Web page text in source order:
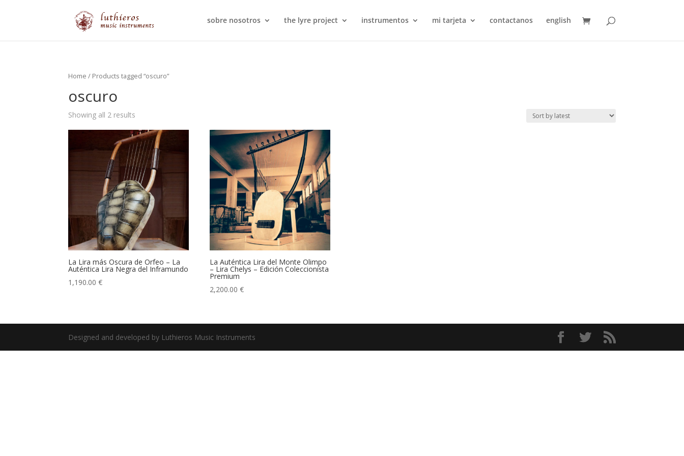
sobre nosotros the lyre project instrumentos mi tarjeta contactanos english
Home / Products tagged “oscuro”
oscuro
Showing all 2 results
La Lira más Oscura de Orfeo – La
Auténtica Lira Negra del Inframundo
1,190.00€
La Auténtica Lira del Monte Olimpo
– Lira Chelys – Edición Coleccionista
Premium
2,200.00€
Designed and developed by Luthieros Music Instruments